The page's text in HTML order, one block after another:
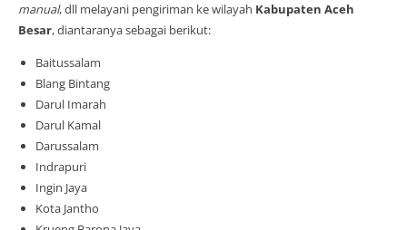
manual, dll melayani pengiriman ke wilayah Kabupaten Aceh
Besar, diantaranya sebagai berikut:
Baitussalam
Blang Bintang
Darul Imarah
Darul Kamal
Darussalam
Indrapuri
Ingin Jaya
Kota Jantho